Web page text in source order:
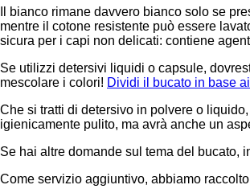
Il bianco rimane davvero bianco solo se
mentre il cotone resistente può essere
sicura per i capi non delicati: contiene
Se utilizzi detersivi liquidi o capsule,
mescolare i colori! Dividi il bucato in base
Che si tratti di detersivo in polvere o
igienicamente pulito, ma avrà anche un
Se hai altre domande sul tema del bucato,
Come servizio aggiuntivo, abbiamo